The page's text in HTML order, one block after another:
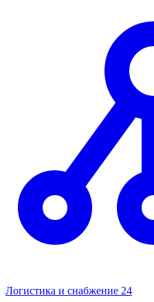
Логистика и снабжение 24